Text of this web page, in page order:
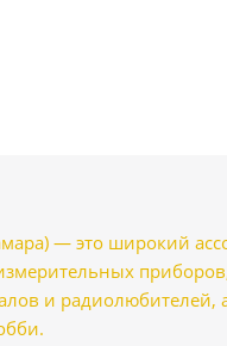
— это широкий
и радиолюбителей,